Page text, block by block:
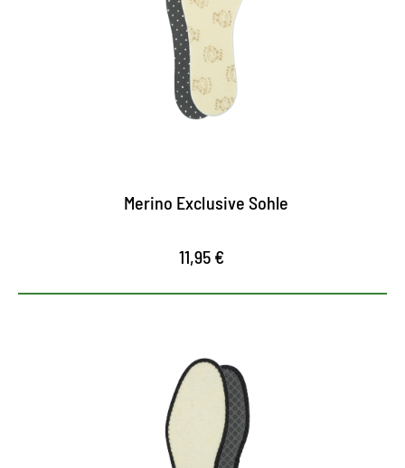
samtweiche, wärmende Oberfläche aus 100 %
wirkt temperaturausgleichend und
feuchtigkeitsregulierend
Merino Exclusive Sohle
11,95 €
Wärmende Alu-Sohle
bietet maximalen Kälteschutz und wohlige Wärme